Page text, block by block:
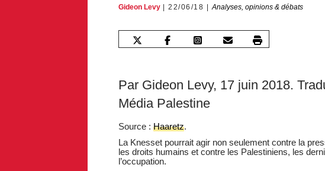
Gideon Levy 22/06/18 Analyses, opinions & débats
Par Gideon Levy, 17 juin 2018.
Média Palestine
Source : Haaretz.
La Knesset pourrait agir non seulement contre la
les droits humains et contre les Palestiniens, les
l’occupation.